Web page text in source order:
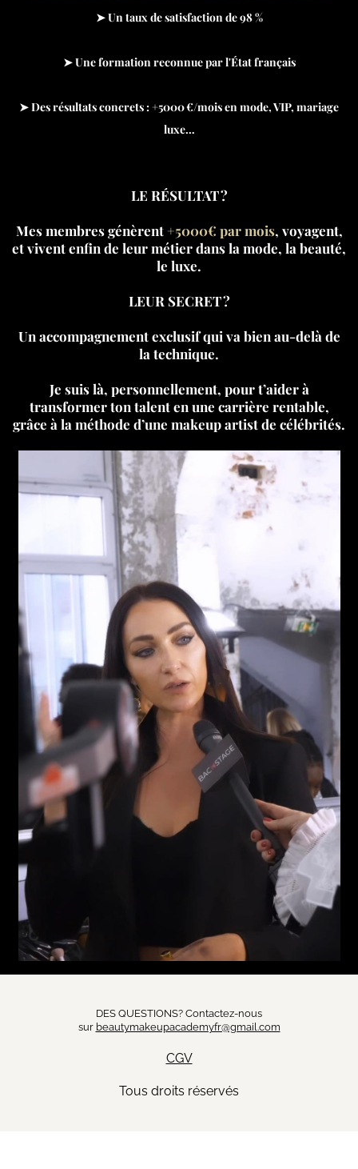
➤ Un taux de satisfaction de 98 %
➤ Une formation reconnue par l'État français
➤ Des résultats concrets : +5000 €/mois en mode, VIP, mariage
luxe…
LE RÉSULTAT ?
Mes membres génèrent+5000€ par mois, voyagent,
et vivent enfin de leur métier dans la mode, la beauté,
le luxe.
LEUR SECRET ?
Un accompagnement exclusif qui va bien au-delà de
la technique.
Je suis là, personnellement, pour t’aider à
transformer ton talent en une carrière rentable,
grâce à la méthode d’une makeup artist de célébrités.
DES QUESTIONS? Contactez-nous
sur beautymakeupacademyfr@gmail.com
CGV
Tous droits réservés